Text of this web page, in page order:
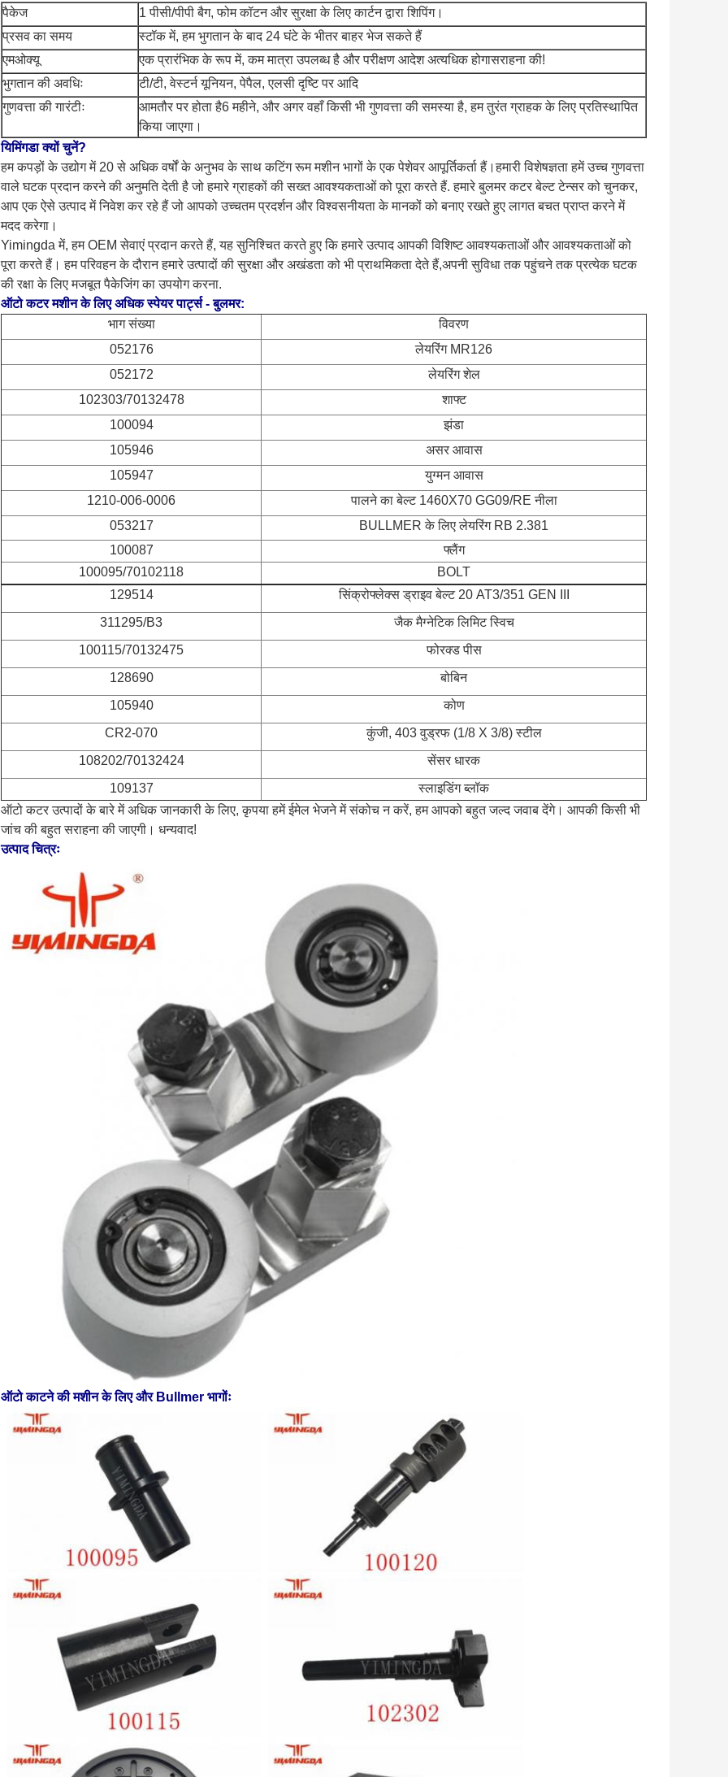
पैकेज
1 पीसी/पीपी बैग, फोम कॉटन और सुरक्षा के लिए कार्टन द्वारा शिपिंग।
प्रसव का समय
स्टॉक में, हम भुगतान के बाद 24 घंटे के भीतर बाहर भेज सकते हैं
एमओक्यू
एक प्रारंभिक के रूप में, कम मात्रा उपलब्ध है और परीक्षण आदेश अत्यधिक होगासराहना की!
भुगतान की अवधिः
टी/टी, वेस्टर्न यूनियन, पेपैल, एलसी दृष्टि पर आदि
गुणवत्ता की गारंटीः
आमतौर पर होता है6 महीने, और अगर वहाँ किसी भी गुणवत्ता की समस्या है, हम तुरंत ग्राहक के लिए प्रतिस्थापित
किया जाएगा।
यिमिंगडा क्यों चुनें?
हम कपड़ों के उद्योग में 20 से अधिक वर्षों के अनुभव के साथ कटिंग रूम मशीन भागों के एक पेशेवर आपूर्तिकर्ता हैं।हमारी विशेषज्ञता हमें उच्च गुणवत्ता
वाले घटक प्रदान करने की अनुमति देती है जो हमारे ग्राहकों की सख्त आवश्यकताओं को पूरा करते हैं. हमारे बुलमर कटर बेल्ट टेन्सर को चुनकर,
आप एक ऐसे उत्पाद में निवेश कर रहे हैं जो आपको उच्चतम प्रदर्शन और विश्वसनीयता के मानकों को बनाए रखते हुए लागत बचत प्राप्त करने में
मदद करेगा।
Yimingda में, हम OEM सेवाएं प्रदान करते हैं, यह सुनिश्चित करते हुए कि हमारे उत्पाद आपकी विशिष्ट आवश्यकताओं और आवश्यकताओं को
पूरा करते हैं। हम परिवहन के दौरान हमारे उत्पादों की सुरक्षा और अखंडता को भी प्राथमिकता देते हैं,अपनी सुविधा तक पहुंचने तक प्रत्येक घटक
की रक्षा के लिए मजबूत पैकेजिंग का उपयोग करना.
ऑटो कटर मशीन के लिए अधिक स्पेयर पार्ट्स - बुलमर:
भाग संख्या
विवरण
052176
लेयरिंग MR126
052172
लेयरिंग शेल
102303/70132478
शाफ्ट
100094
झंडा
105946
असर आवास
105947
युग्मन आवास
1210-006-0006
पालने का बेल्ट 1460X70 GG09/RE नीला
053217
BULLMER के लिए लेयरिंग RB 2.381
100087
फ्लैंग
100095/70102118
BOLT
129514
सिंक्रोफ्लेक्स ड्राइव बेल्ट 20 AT3/351 GEN III
311295/B3
जैक मैग्नेटिक लिमिट स्विच
100115/70132475
फोरक्ड पीस
128690
बोबिन
105940
कोण
CR2-070
कुंजी, 403 वुड्रफ (1/8 X 3/8) स्टील
108202/70132424
सेंसर धारक
109137
स्लाइडिंग ब्लॉक
ऑटो कटर उत्पादों के बारे में अधिक जानकारी के लिए, कृपया हमें ईमेल भेजने में संकोच न करें, हम आपको बहुत जल्द जवाब देंगे। आपकी किसी भी
जांच की बहुत सराहना की जाएगी। धन्यवाद!
उत्पाद चित्रः
ऑटो काटने की मशीन के लिए और Bullmer भागोंः